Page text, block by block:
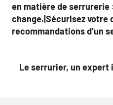
en matière de serrurerie
change.|Sécurisez votre
recommandations d’un
Le serrurier, un expert